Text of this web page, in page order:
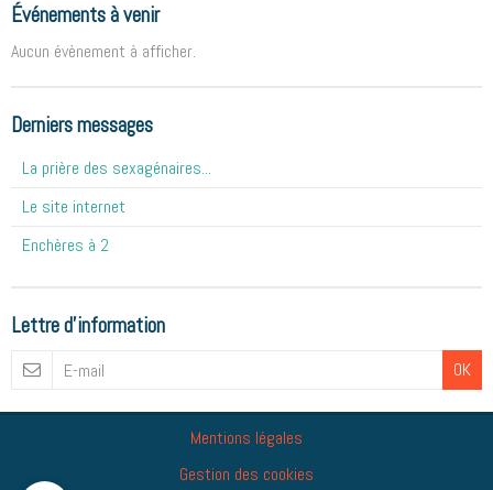
Événements à venir
Aucun évènement à afficher.
Derniers messages
La prière des sexagénaires...
Le site internet
Enchères à 2
Lettre d'information
OK
Mentions légales
Gestion des cookies